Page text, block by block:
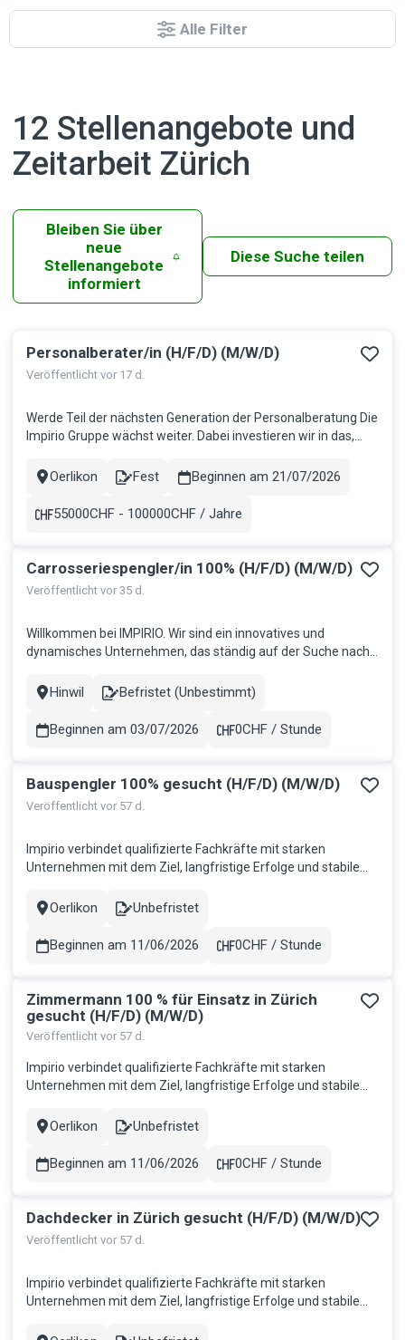
Alle Filter
12 Stellenangebote und
Zeitarbeit Zürich
Bleiben Sie über
neue
Stellenangebote
informiert
Diese Suche teilen
Ergebnisse
Personalberater/in (H/F/D) (M/W/D)
Veröffentlicht vor 17 d.
Werde Teil der nächsten Generation der Personalberatung Die
Impirio Gruppe wächst weiter. Dabei investieren wir in das,
Persönlichkeit und echter Leidenschaft für Recruiting.
Personalberaterinnen und Personal...
Stadt
Oerlikon
Contract
Fest Beginnen am 21/07/2026
Gehalt
55000CHF - 100000CHF / Jahre
Carrosseriespengler/in 100% (H/F/D) (M/W/D)
Veröffentlicht vor 35 d.
Willkommen bei IMPIRIO. Wir sind ein innovatives und
dynamisches Unternehmen, das ständig auf der Suche nach
Teams unserer Kunden verstärken möchten. Wir glauben
bieten ihne...
Stadt
Hinwil
Contract
Befristet (Unbestimmt)
Beginnen am 03/07/2026
Gehalt
0CHF / Stunde
Bauspengler 100% gesucht (H/F/D) (M/W/D)
Veröffentlicht vor 57 d.
Impirio verbindet qualifizierte Fachkräfte mit starken
Unternehmen mit dem Ziel, langfristige Erfolge und stabile
sie gebraucht werden, und fördern so nachhaltiges
im schönen Kan...
Stadt
Oerlikon
Contract
Unbefristet
Beginnen am 11/06/2026
Gehalt
0CHF / Stunde
Zimmermann 100 % für Einsatz in Zürich
gesucht (H/F/D) (M/W/D)
Veröffentlicht vor 57 d.
Impirio verbindet qualifizierte Fachkräfte mit starken
Unternehmen mit dem Ziel, langfristige Erfolge und stabile
sie gebraucht werden, und fördern so nachhaltiges
im schönen Kan...
Stadt
Oerlikon
Contract
Unbefristet
Beginnen am 11/06/2026
Gehalt
0CHF / Stunde
Dachdecker in Zürich gesucht (H/F/D) (M/W/D)
Veröffentlicht vor 57 d.
Impirio verbindet qualifizierte Fachkräfte mit starken
Unternehmen mit dem Ziel, langfristige Erfolge und stabile